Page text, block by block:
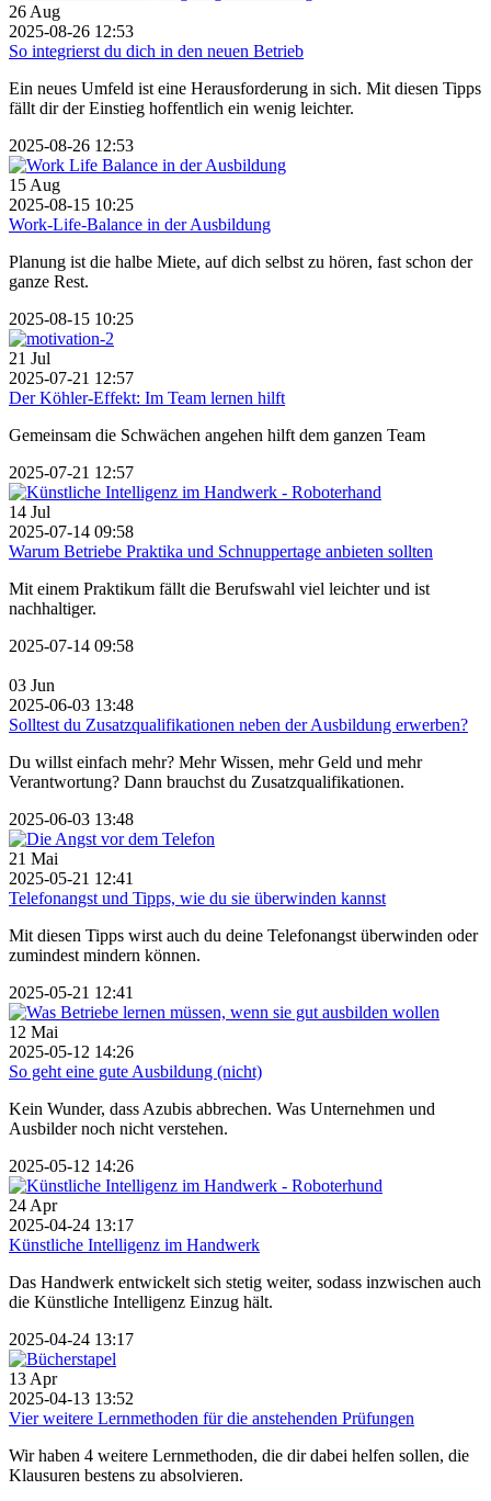
26 Aug
2025-08-26 12:53
So integrierst du dich in den neuen Betrieb
Ein neues Umfeld ist eine Herausforderung in sich. Mit diesen Tipps
fällt dir der Einstieg hoffentlich ein wenig leichter.
2025-08-26 12:53
15 Aug
2025-08-15 10:25
Work-Life-Balance in der Ausbildung
Planung ist die halbe Miete, auf dich selbst zu hören, fast schon der
ganze Rest.
2025-08-15 10:25
21 Jul
2025-07-21 12:57
Der Köhler-Effekt: Im Team lernen hilft
Gemeinsam die Schwächen angehen hilft dem ganzen Team
2025-07-21 12:57
14 Jul
2025-07-14 09:58
Warum Betriebe Praktika und Schnuppertage anbieten sollten
Mit einem Praktikum fällt die Berufswahl viel leichter und ist
nachhaltiger.
2025-07-14 09:58
03 Jun
2025-06-03 13:48
Solltest du Zusatzqualifikationen neben der Ausbildung erwerben?
Du willst einfach mehr? Mehr Wissen, mehr Geld und mehr
Verantwortung? Dann brauchst du Zusatzqualifikationen.
2025-06-03 13:48
21 Mai
2025-05-21 12:41
Telefonangst und Tipps, wie du sie überwinden kannst
Mit diesen Tipps wirst auch du deine Telefonangst überwinden oder
zumindest mindern können.
2025-05-21 12:41
12 Mai
2025-05-12 14:26
So geht eine gute Ausbildung (nicht)
Kein Wunder, dass Azubis abbrechen. Was Unternehmen und
Ausbilder noch nicht verstehen.
2025-05-12 14:26
24 Apr
2025-04-24 13:17
Künstliche Intelligenz im Handwerk
Das Handwerk entwickelt sich stetig weiter, sodass inzwischen auch
die Künstliche Intelligenz Einzug hält.
2025-04-24 13:17
13 Apr
2025-04-13 13:52
Vier weitere Lernmethoden für die anstehenden Prüfungen
Wir haben 4 weitere Lernmethoden, die dir dabei helfen sollen, die
Klausuren bestens zu absolvieren.